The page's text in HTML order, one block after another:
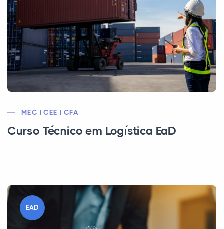
MEC | CEE | CFA
Curso Técnico em Logística EaD
EAD